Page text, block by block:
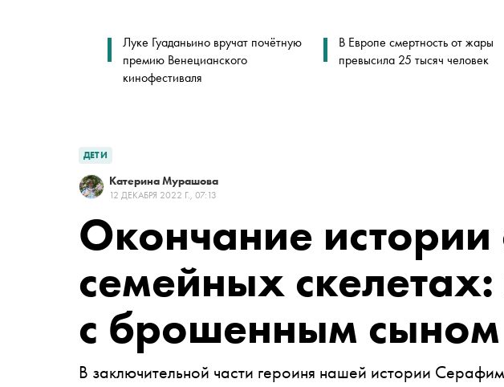
Луке Гуаданьино вручат почётную
премию Венецианского
кинофестиваля
В Европе смертность от жары
превысила 25 тысяч человек
ДЕТИ
Катерина Мурашова
12 ДЕКАБРЯ 2022 Г., 07:13
Окончание истории
семейных скелетах:
с брошенным сыном
В заключительной части героиня нашей истории